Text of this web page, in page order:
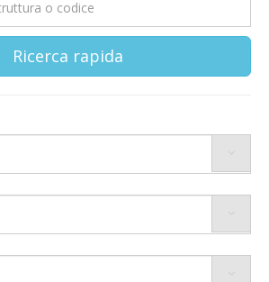
Ricerca rapida